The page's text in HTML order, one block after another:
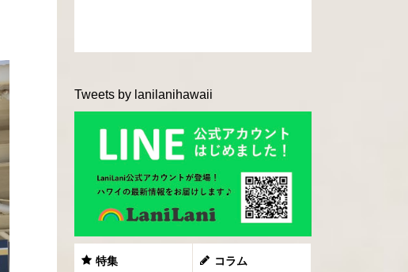
Tweets by lanilanihawaii
特集 コラム